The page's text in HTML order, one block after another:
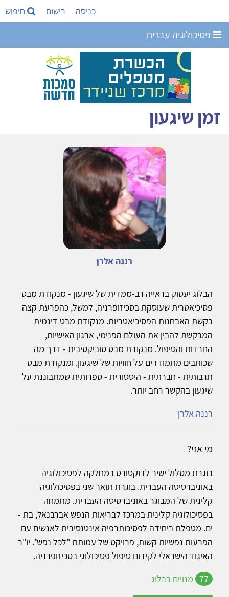
כניסה רישום חיפוש
פסיכולוגיה עברית
זמן שיגעון
רננה אלרן
הבלוג יעסוק בראייה רב-ממדית של שיגעון - מנקודת מבט
פסיכיאטרית שעוסקת בסכיזופרניה, למשל, כהפרעת קצה
בקשת האבחנות הפסיכיאטריות. מנקודת מבט דינמית
המבקשת להבין את העולם הפנימי, ארגון האישיות,
החרדות והטיפול. מנקודת מבט סוביקטיבית - דרך מה
שכותבים מתמודדים על חוויות של שיגעון. ומנקודת מבט
תרבותית - חברתית - היסטורית - ספרותית שמתבוננת על
שיגעון בהקשר רחב יותר.
רננה אלרן
מי אני?
בוגרת מסלול ישיר לדוקטורט במחלקה לפסיכולוגיה
באוניברסיטה העברית. בוגרת תואר שני בפסיכולוגיה
קלינית של המבוגר באוניברסיטה העברית. מתמחה
בפסיכולוגיה קלינית במרכז לבריאות הנפש אברבנאל, בת -
ים. מטפלת ביחידה לפסיכותרפיה אינטנסיבית לאנשים עם
הפרעות נפשיות קשות, פרויקט של עמותת "לכל נפש". יו"ר
האיגוד הישראלי לקידום טיפול פסיכולוגי בסכיזופרניה.
77 מנויים בבלוג